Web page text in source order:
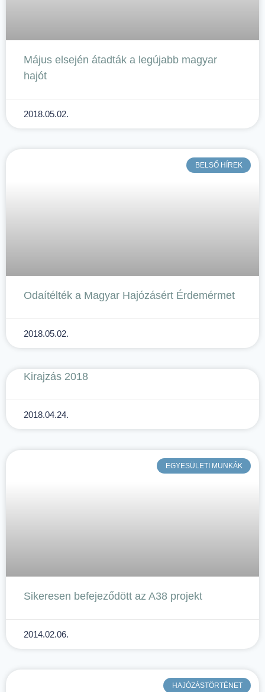
Május elsején átadták a legújabb magyar
hajót
2018.05.02.
BELSŐ HÍREK
Odaítélték a Magyar Hajózásért Érdemérmet
2018.05.02.
Kirajzás 2018
2018.04.24.
EGYESÜLETI MUNKÁK
Sikeresen befejeződött az A38 projekt
2014.02.06.
HAJÓZÁSTÖRTÉNET